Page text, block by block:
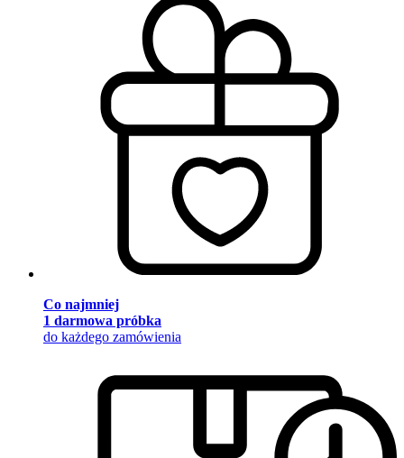
Co najmniej
1 darmowa próbka
do każdego zamówienia